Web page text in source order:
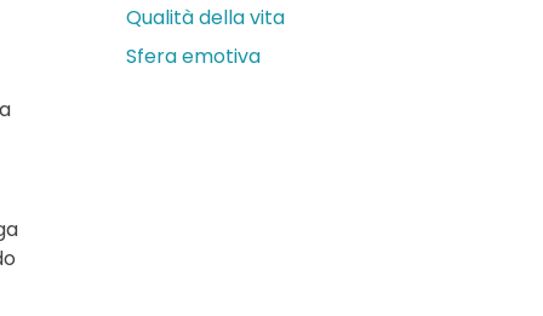
Qualità della vita
Sfera emotiva